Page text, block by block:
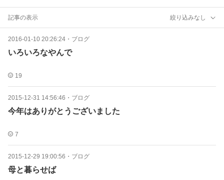
記事の表示 絞り込みなし
2016-01-10 20:26:24 ・ ブログ
いろいろなやんで
19
2015-12-31 14:56:46 ・ ブログ
今年はありがとうございました
7
2015-12-29 19:00:56 ・ ブログ
母と暮らせば